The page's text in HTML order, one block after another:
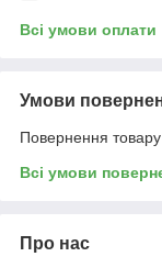
Всі умови оплати
Умови
Повернення
Всі умови
Про нас